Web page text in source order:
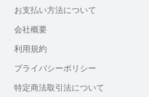
お支払い方法について
会社概要
利用規約
プライバシーポリシー
特定商法取引法について